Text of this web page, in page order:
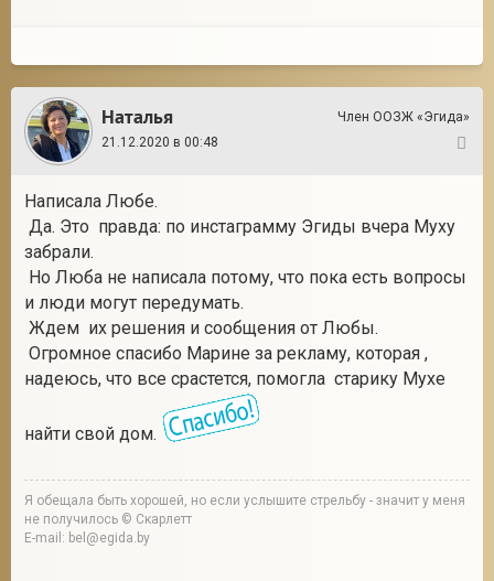
Наталья
Член ООЗЖ «Эгида»
21.12.2020 в 00:48
Написала Любе.
Да. Это правда: по инстаграмму Эгиды вчера Муху
забрали.
Но Люба не написала потому, что пока есть вопросы
и люди могут передумать.
Ждем их решения и сообщения от Любы.
Огромное спасибо Марине за рекламу, которая ,
надеюсь, что все срастется, помогла старику Мухе
найти свой дом.
Я обещала быть хорошей, но если услышите стрельбу - значит у меня
не получилось © Скарлетт
E-mail: bel@egida.by